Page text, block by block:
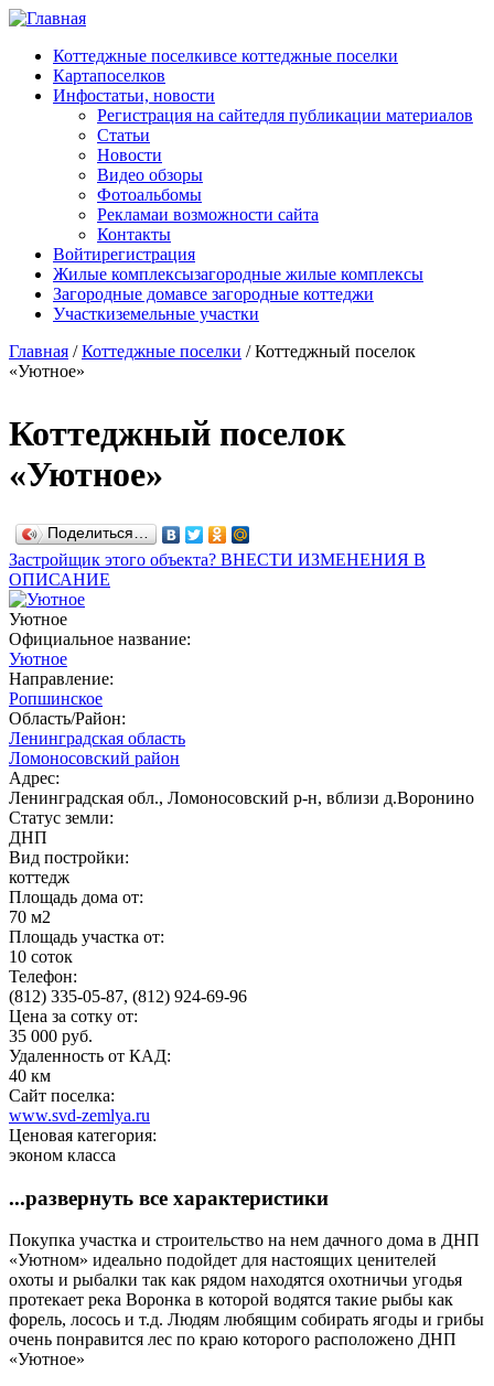
Перейти к основному содержанию
Коттеджные поселкивсе коттеджные поселки
Картапоселков
Инфостатьи, новости
Регистрация на сайтедля публикации материалов
Статьи
Новости
Видео обзоры
Фотоальбомы
Рекламаи возможности сайта
Контакты
Войтирегистрация
Жилые комплексызагородные жилые комплексы
Загородные домавсе загородные коттеджи
Участкиземельные участки
Главная / Коттеджные поселки /Коттеджный поселок
«Уютное»
Коттеджный поселок
«Уютное»
Поделиться…
Застройщик этого объекта? ВНЕСТИ ИЗМЕНЕНИЯ В
ОПИСАНИЕ
Уютное
Официальное название:
Уютное
Направление:
Ропшинское
Область/Район:
Ленинградская область
Ломоносовский район
Адрес:
Ленинградская обл., Ломоносовский р-н, вблизи д.Воронино
Статус земли:
ДНП
Вид постройки:
коттедж
Площадь дома от:
70 м2
Площадь участка от:
10 соток
Телефон:
(812) 335-05-87, (812) 924-69-96
Цена за сотку от:
35 000 руб.
Удаленность от КАД:
40 км
Сайт поселка:
www.svd-zemlya.ru
Ценовая категория:
эконом класса
...развернуть все характеристики
Покупка участка и строительство на нем дачного дома в ДНП
«Уютном» идеально подойдет для настоящих ценителей
охоты и рыбалки так как рядом находятся охотничьи угодья
протекает река Воронка в которой водятся такие рыбы как
форель, лосось и т.д. Людям любящим собирать ягоды и грибы
очень понравится лес по краю которого расположено ДНП
«Уютное»